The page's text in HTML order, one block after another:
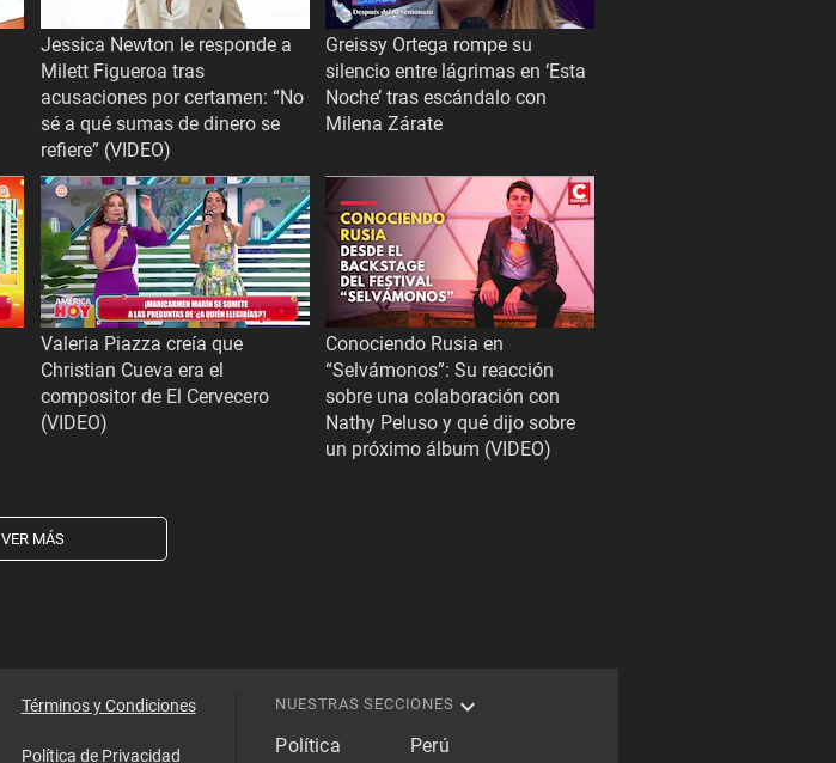
Jessica Newton le responde a
Milett Figueroa tras
acusaciones por certamen: “No
sé a qué sumas de dinero se
refiere” (VIDEO)
Greissy Ortega rompe su
silencio entre lágrimas en ‘Esta
Noche’ tras escándalo con
Milena Zárate
Valeria Piazza creía que
Christian Cueva era el
compositor de El Cervecero
(VIDEO)
Conociendo Rusia en
“Selvámonos”: Su reacción
sobre una colaboración con
Nathy Peluso y qué dijo sobre
un próximo álbum (VIDEO)
VER MÁS
Términos y Condiciones
Política de Privacidad
NUESTRAS SECCIONES
Política Perú